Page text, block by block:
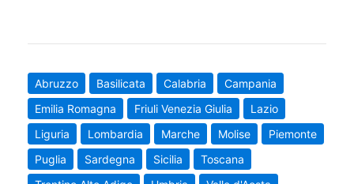
Abruzzo Basilicata Calabria
Campania
Emilia Romagna
Friuli Venezia Giulia
Lazio
Liguria
Lombardia Marche Molise
Piemonte
Puglia
Sardegna Sicilia
Toscana